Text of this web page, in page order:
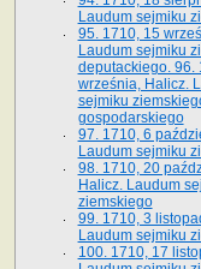
Laudum sejmiku
95. 1710, 15
Laudum sejmiku
deputackiego. 96.
września, Halicz.
sejmiku
gospodarskiego
97. 1710, 6
Laudum sejmiku
98. 1710, 20
Halicz. Laudum
ziemskiego
99. 1710, 3
Laudum sejmiku
100. 1710, 17